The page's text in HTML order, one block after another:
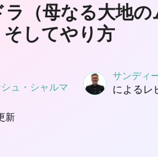
ラ（母なる大地
してやり方
ュ・シャルマ
サンディ
によるレ
新